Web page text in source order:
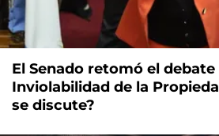
El Senado retomó el
Inviolabilidad de la
se discute?